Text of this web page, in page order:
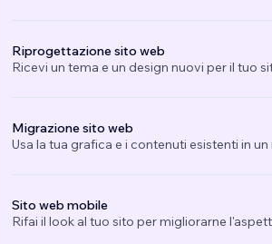
Riprogettazione sito web
Ricevi un tema e un design nuovi per il tuo
Migrazione sito web
Usa la tua grafica e i contenuti esistenti in
Sito web mobile
Rifai il look al tuo sito per migliorarne